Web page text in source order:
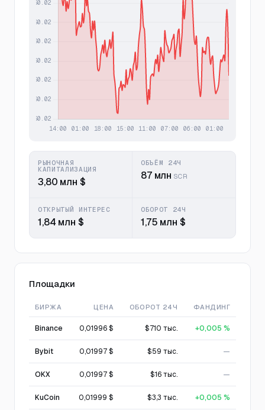
РЫНОЧНАЯ
КАПИТАЛИЗАЦИЯ
3,80 млн $
ОБЪЁМ 24Ч
87 млн SCR
ОТКРЫТЫЙ ИНТЕРЕС
1,84 млн $
ОБОРОТ 24Ч
1,75 млн $
Площадки
БИРЖА ЦЕНА ОБОРОТ 24Ч ФАНДИНГ
Binance 0,01996 $ $710 тыс. +0,005 %
Bybit 0,01997 $ $59 тыс. —
OKX 0,01997 $ $16 тыс. —
KuCoin 0,01999 $ $3,3 тыс. +0,005 %